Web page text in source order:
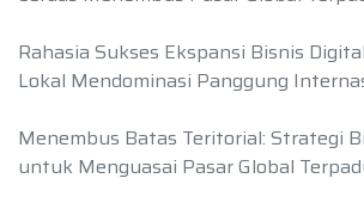
Rahasia Sukses Ekspansi Bisnis
Lokal Mendominasi Panggung
Menembus Batas Teritorial: Strategi
untuk Menguasai Pasar Global